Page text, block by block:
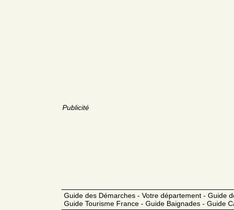
Publicité
Guide des Démarches - Votre département - Guide
Guide Tourisme France - Guide Baignades - Guide